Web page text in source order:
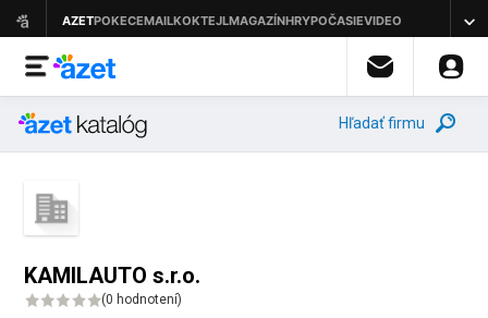
Hľadať firmu
KAMILAUTO s.r.o.
(0 hodnotení)